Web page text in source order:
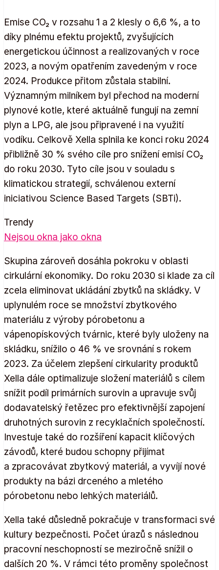
Emise CO₂ v rozsahu 1 a 2 klesly o 6,6 %, a to
díky plnému efektu projektů, zvyšujících
energetickou účinnost a realizovaných v roce
2023, a novým opatřením zavedeným v roce
2024. Produkce přitom zůstala stabilní.
Významným milníkem byl přechod na moderní
plynové kotle, které aktuálně fungují na zemní
plyn a LPG, ale jsou připravené i na využití
vodíku. Celkově Xella splnila ke konci roku 2024
přibližně 30 % svého cíle pro snížení emisí CO₂
do roku 2030. Tyto cíle jsou v souladu s
klimatickou strategií, schválenou externí
iniciativou Science Based Targets (SBTi).
Trendy
Nejsou okna jako okna
Skupina zároveň dosáhla pokroku v oblasti
cirkulární ekonomiky. Do roku 2030 si klade za cíl
zcela eliminovat ukládání zbytků na skládky. V
uplynulém roce se množství zbytkového
materiálu z výroby pórobetonu a
vápenopískových tvárnic, které byly uloženy na
skládku, snížilo o 46 % ve srovnání s rokem
2023. Za účelem zlepšení cirkularity produktů
Xella dále optimalizuje složení materiálů s cílem
snížit podíl primárních surovin a upravuje svůj
dodavatelský řetězec pro efektivnější zapojení
druhotných surovin z recyklačních společností.
Investuje také do rozšíření kapacit klíčových
závodů, které budou schopny přijímat
a zpracovávat zbytkový materiál, a vyvíjí nové
produkty na bázi drceného a mletého
pórobetonu nebo lehkých materiálů.
Xella také důsledně pokračuje v transformaci své
kultury bezpečnosti. Počet úrazů s následnou
pracovní neschopností se meziročně snížil o
dalších 20 %. V rámci této proměny společnost